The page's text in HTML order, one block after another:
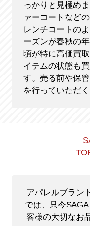
っかりと見極め
ァーコートなど
レンチコートの
ーズンが春秋の
頃が特に高価買
イテムの状態も
す。売る前や保
を行っていただ
アパレルブラン
では、只今
客様の大切なお